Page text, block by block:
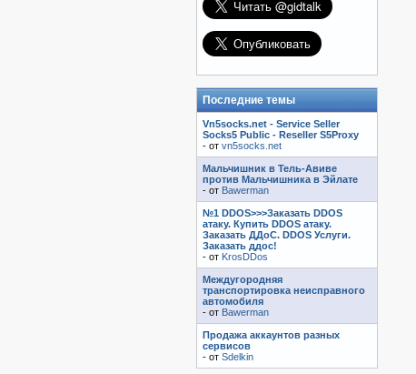
Последние темы
Vn5socks.net - Service Seller
Socks5 Public - Reseller S5Proxy
- от vn5socks.net
Мальчишник в Тель-Авиве
против Мальчишника в Эйлате
- от Bawerman
№1 DDOS>>>Заказать DDOS
атаку. Купить DDOS атаку.
Заказать ДДоС. DDOS Услуги.
Заказать ддос!
- от KrosDDos
Междугородняя
транспортировка неисправного
автомобиля
- от Bawerman
Продажа аккаунтов разных
сервисов
- от Sdelkin